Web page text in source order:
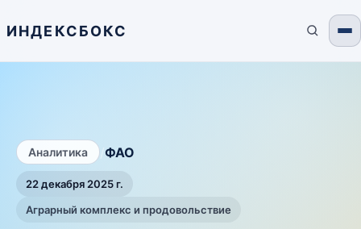
ИНДЕКСБОКС
Аналитика ФАО
22 декабря 2025 г.
Аграрный комплекс и продовольствие